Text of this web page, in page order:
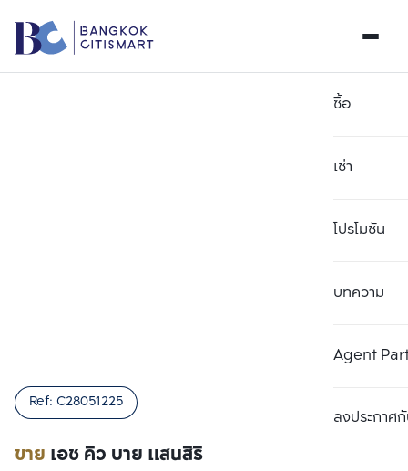
ซื้อ
เช่า
โปรโมชัน
บทความ
Agent
ลงประกาศกั
ขาย เอช คิว บาย แสนสิริ
Ref: C28051225 เปรียบเทียบ